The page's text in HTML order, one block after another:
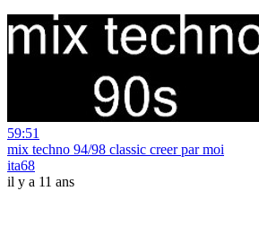
59:51
mix techno 94/98 classic creer par moi
ita68
il y a 11 ans